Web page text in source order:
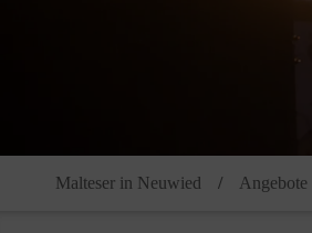
Malteser in Neuwied Angebote